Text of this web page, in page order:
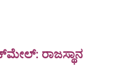
ರಾಜಸ್ಥಾನ